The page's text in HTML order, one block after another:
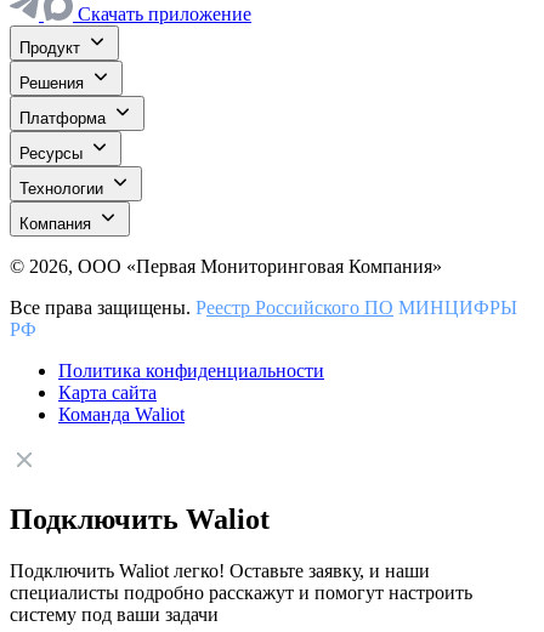
Скачать приложение
Продукт
Решения
Платформа
Ресурсы
Технологии
Компания
© 2026, ООО «Первая Мониторинговая Компания»
Все права защищены. Реестр Российского ПО МИНЦИФРЫ
РФ
Политика конфиденциальности
Карта сайта
Команда Waliot
Подключить Waliot
Подключить Waliot легко! Оставьте заявку, и наши
специалисты подробно расскажут и помогут настроить
систему под ваши задачи